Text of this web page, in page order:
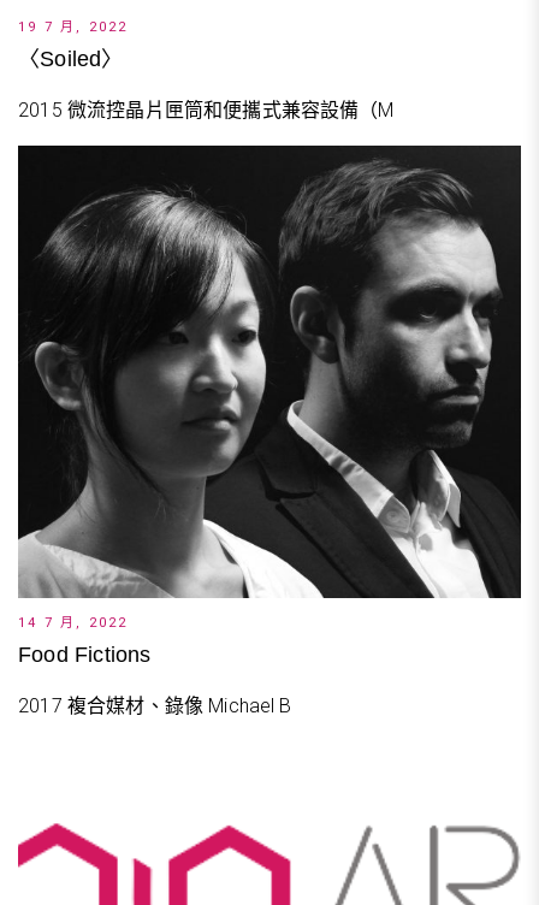
19 7 月, 2022
〈Soiled〉
2015 微流控晶片匣筒和便攜式兼容設備（M
14 7 月, 2022
Food Fictions
2017 複合媒材、錄像 Michael B